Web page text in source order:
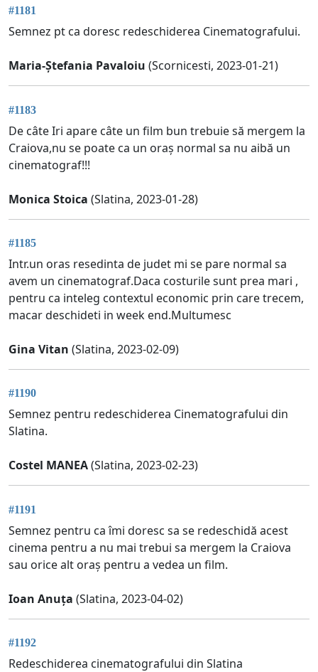
#1181
Semnez pt ca doresc redeschiderea Cinematografului.
Maria-Ștefania Pavaloiu (Scornicesti, 2023-01-21)
#1183
De câte Iri apare câte un film bun trebuie să mergem la
Craiova,nu se poate ca un oraș normal sa nu aibă un
cinematograf!!!
Monica Stoica (Slatina, 2023-01-28)
#1185
Intr.un oras resedinta de judet mi se pare normal sa
avem un cinematograf.Daca costurile sunt prea mari ,
pentru ca inteleg contextul economic prin care trecem,
macar deschideti in week end.Multumesc
Gina Vitan (Slatina, 2023-02-09)
#1190
Semnez pentru redeschiderea Cinematografului din
Slatina.
Costel MANEA(Slatina, 2023-02-23)
#1191
Semnez pentru ca îmi doresc sa se redeschidă acest
cinema pentru a nu mai trebui sa mergem la Craiova
sau orice alt oraș pentru a vedea un film.
Ioan Anuța (Slatina, 2023-04-02)
#1192
Redeschiderea cinematografului din Slatina